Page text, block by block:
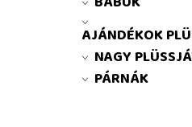
AJÁNDÉKOK
NAGY
PÁRNÁK